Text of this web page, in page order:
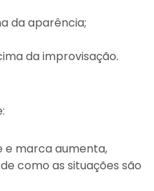
da aparência;
da improvisação.
e marca aumenta,
como as situações são